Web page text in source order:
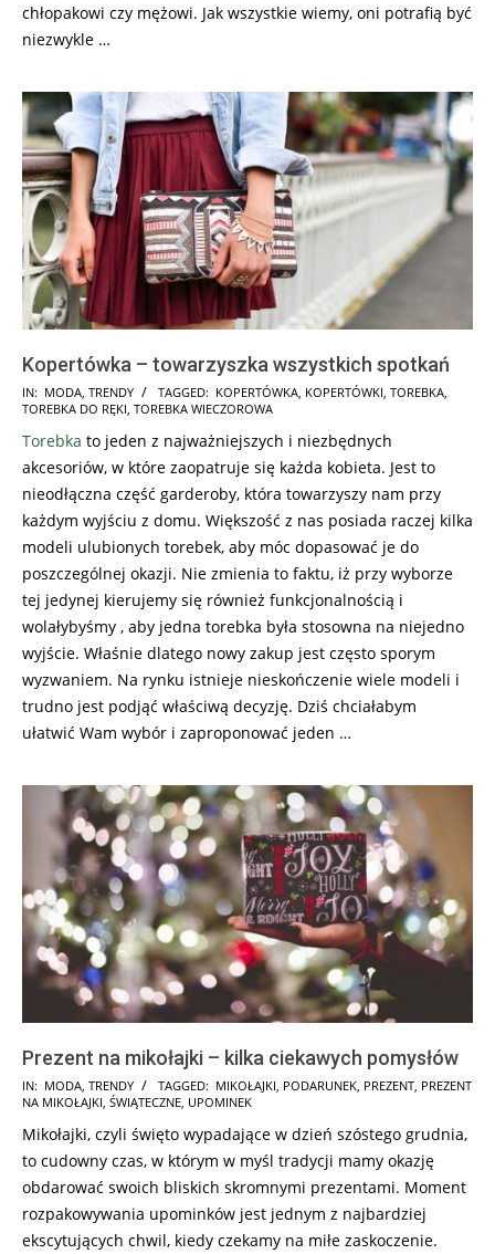
chłopakowi czy mężowi. Jak wszystkie wiemy, oni potrafią być
niezwykle …
Kopertówka – towarzyszka wszystkich spotkań
2017-
11-
26
IN: MODA TRENDY TAGGED: KOPERTÓWKA KOPERTÓWKI TOREBKA
TOREBKA DO RĘKI TOREBKA WIECZOROWA
Torebka to jeden z najważniejszych i niezbędnych
akcesoriów, w które zaopatruje się każda kobieta. Jest to
nieodłączna część garderoby, która towarzyszy nam przy
każdym wyjściu z domu. Większość z nas posiada raczej kilka
modeli ulubionych torebek, aby móc dopasować je do
poszczególnej okazji. Nie zmienia to faktu, iż przy wyborze
tej jedynej kierujemy się również funkcjonalnością i
wolałybyśmy , aby jedna torebka była stosowna na niejedno
wyjście. Właśnie dlatego nowy zakup jest często sporym
wyzwaniem. Na rynku istnieje nieskończenie wiele modeli i
trudno jest podjąć właściwą decyzję. Dziś chciałabym
ułatwić Wam wybór i zaproponować jeden …
Prezent na mikołajki – kilka ciekawych pomysłów
2017-
11-
25
IN: MODA TRENDY TAGGED: MIKOŁAJKI PODARUNEK PREZENT PREZENT
NA MIKOŁAJKI ŚWIĄTECZNE UPOMINEK
Mikołajki, czyli święto wypadające w dzień szóstego grudnia,
to cudowny czas, w którym w myśl tradycji mamy okazję
obdarować swoich bliskich skromnymi prezentami. Moment
rozpakowywania upominków jest jednym z najbardziej
ekscytujących chwil, kiedy czekamy na miłe zaskoczenie.